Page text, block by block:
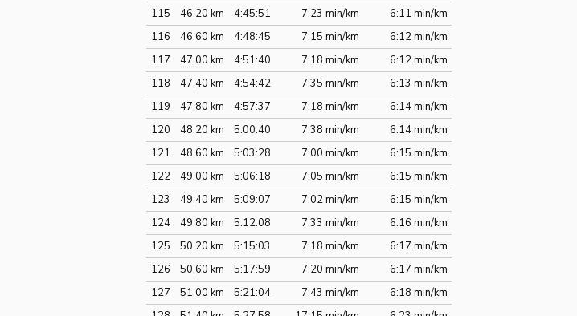
115
46,20 km 4:45:51 7:23 min/km
6:11 min/km
116
46,60 km 4:48:45 7:15 min/km
6:12 min/km
117
47,00 km 4:51:40 7:18 min/km
6:12 min/km
118
47,40 km 4:54:42 7:35 min/km
6:13 min/km
119
47,80 km 4:57:37 7:18 min/km
6:14 min/km
120
48,20 km 5:00:40 7:38 min/km
6:14 min/km
121
48,60 km 5:03:28 7:00 min/km
6:15 min/km
122
49,00 km 5:06:18 7:05 min/km
6:15 min/km
123
49,40 km 5:09:07 7:02 min/km
6:15 min/km
124
49,80 km 5:12:08 7:33 min/km
6:16 min/km
125
50,20 km 5:15:03 7:18 min/km
6:17 min/km
126
50,60 km 5:17:59 7:20 min/km
6:17 min/km
127
51,00 km 5:21:04 7:43 min/km
6:18 min/km